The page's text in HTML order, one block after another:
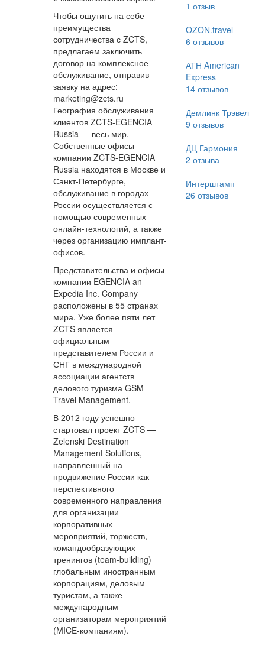
Чтобы ощутить на себе
преимущества
сотрудничества с ZCTS,
предлагаем заключить
договор на комплексное
обслуживание, отправив
заявку на адрес:
marketing@zcts.ru
География обслуживания
клиентов ZCTS-EGENCIA
Russia — весь мир.
Собственные офисы
компании ZCTS-EGENCIA
Russia находятся в Москве и
Санкт-Петербурге,
обслуживание в городах
России осуществляется с
помощью современных
онлайн-технологий, а также
через организацию имплант-
офисов.
Представительства и офисы
компании EGENCIA an
Expedia Inc. Company
расположены в 55 странах
мира. Уже более пяти лет
ZCTS является
официальным
представителем России и
СНГ в международной
ассоциации агентств
делового туризма GSM
Travel Management.
В 2012 году успешно
стартовал проект ZCTS —
Zelenski Destination
Management Solutions,
направленный на
продвижение России как
перспективного
современного направления
для организации
корпоративных
мероприятий, торжеств,
командообразующих
тренингов (team-building)
глобальным иностранным
корпорациям, деловым
туристам, а также
международным
организаторам мероприятий
(MICE-компаниям).
1 отзыв
OZON.travel
6 отзывов
АТН American
Express
14отзывов
Демлинк Трэвел
9 отзывов
ДЦ Гармония
2 отзыва
Интерштамп
26 отзывов